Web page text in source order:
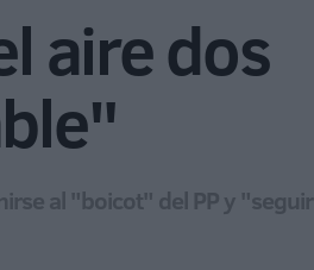
aire dos
al "boicot" del PP y "seguir